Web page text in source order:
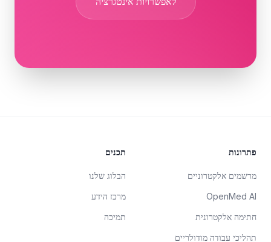
פתרונות
מרשמים אלקטרוניים
OpenMed AI
חתימה אלקטרונית
תהליכי עבודה מודולריים
תכנים
הבלוג שלנו
מרכז הידע
תמיכה